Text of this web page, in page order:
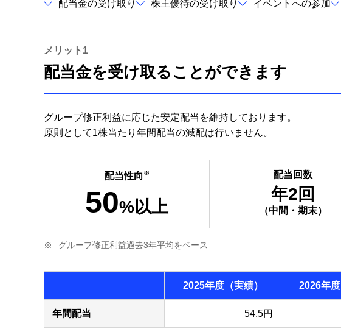
配当金の受け取り 株主優待の受け取り イベントへの参加
メリット1
配当金を受け取ることができます
グループ修正利益に応じた安定配当を維持しております。
原則として1株当たり年間配当の減配は行いません。
配当性向 ※
50%以上
配当回数
年2回
（中間・期末）
※ グループ修正利益過去3年平均をベース
2025年度（実績） 2026年度
年間配当 54.5円